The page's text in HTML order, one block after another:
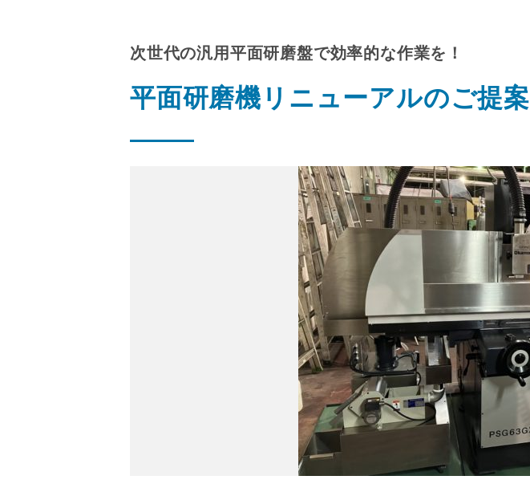
次世代の汎用平面研磨盤で効率的な作業を！
平面研磨機リニューアルのご提案